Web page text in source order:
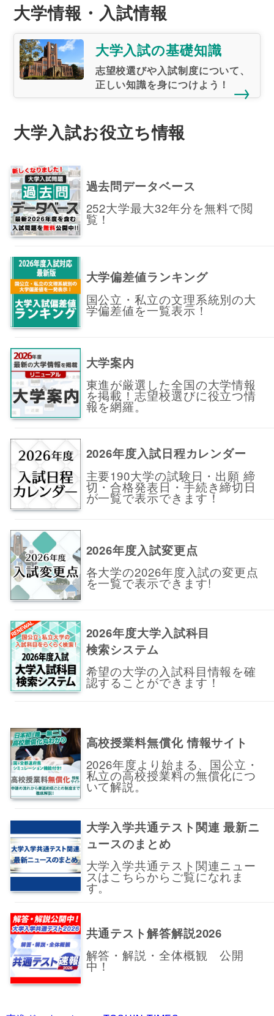
大学情報・入試情報
大学入試の基礎知識
志望校選びや入試制度について、
正しい知識を身につけよう！ →
大学入試お役立ち情報
過去問データベース
252大学最大32年分を無料で閲
覧！
大学偏差値ランキング
国公立・私立の文理系統別の大
学偏差値を一覧表示！
大学案内
東進が厳選した全国の大学情報
を掲載！志望校選びに役立つ情
報を網羅。
2026年度入試日程カレンダー
主要190大学の試験日・出願 締
切・合格発表日・手続き締切日
が一覧で表示できます！
2026年度入試変更点
各大学の2026年度入試の変更点
を一覧で表示できます!
2026年度大学入試科目
検索システム
希望の大学の入試科目情報を確
認することができます！
高校授業料無償化 情報サイト
2026年度より始まる、国公立・
私立の高校授業料の無償化につ
いて解説。
大学入学共通テスト関連 最新ニ
ュースのまとめ
大学入学共通テスト関連ニュー
スはこちらからご覧になれま
す。
共通テスト解答解説2026
解答・解説・全体概観 公開
中！